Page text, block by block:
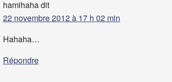
hamihahadit
22 novembre 2012 à 17 h 02 min
Hahaha…
Répondre